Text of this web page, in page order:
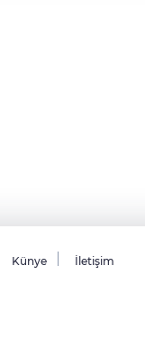
Künye İletişim